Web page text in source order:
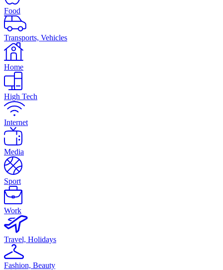
Food
Transports, Vehicles
Home
High Tech
Internet
Media
Sport
Work
Travel, Holidays
Fashion, Beauty